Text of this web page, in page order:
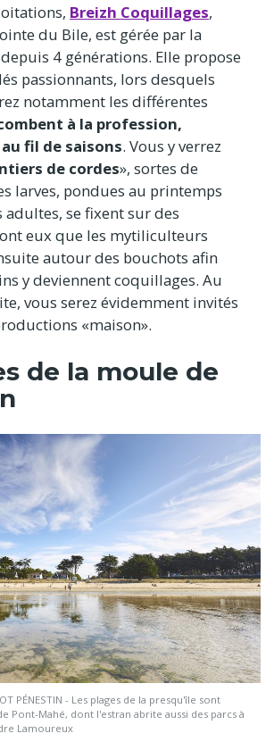
Breizh Coquillages,
du Bile, est gérée par la
4 générations. Elle propose
passionnants, lors desquels
notamment les différentes
à la profession,
fil de saisons. Vous y verrez
de cordes», sortes de
larves, pondues au printemps
adultes, se fixent sur des
eux que les mytiliculteurs
autour des bouchots afin
y deviennent coquillages. Au
vous serez évidemment invités
«maison».
de la moule de
PÉNESTIN - Les plages de la presqu'île sont
Pont-Mahé, dont l'estran abrite aussi des parcs à
Lamoureux